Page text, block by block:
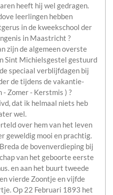
heeft hij wel gedragen.
leerlingen hebben
in de kweekschool der
in Maastricht ?
zijn de algemeen overste
Sint Michielsgestel gestuurd
speciaal verblijfdagen bij
de tijdens de vakantie-
- Zomer - Kerstmis ) ?
dat ik helmaal niets heb
wel.
over hem van het leven
geweldig mooi en prachtig.
de bovenverdieping bij
van het geboorte eerste
en aan het buurt tweede
vierde Zoontje en vijfde
Op 22 Februari 1893 het